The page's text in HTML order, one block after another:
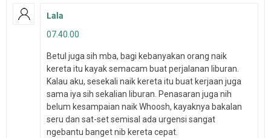
Lala
07.40.00
Betul juga sih mba, bagi kebanyakan orang naik
kereta itu kayak semacam buat perjalanan liburan.
Kalau aku, sesekali naik kereta itu buat kerjaan juga
sama iya sih sekalian liburan. Penasaran juga nih
belum kesampaian naik Whoosh, kayaknya bakalan
seru dan sat-set semisal ada urgensi sangat
ngebantu banget nib kereta cepat.